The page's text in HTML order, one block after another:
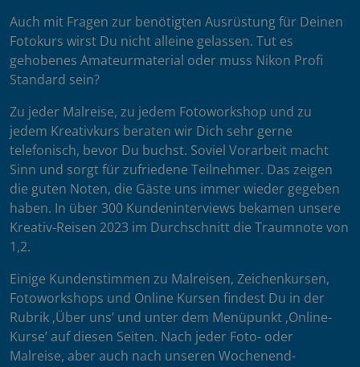
Auch mit Fragen zur benötigten Ausrüstung für Deinen
Fotokurs wirst Du nicht alleine gelassen. Tut es
gehobenes Amateurmaterial oder muss Nikon Profi
Standard sein?
Zu jeder Malreise, zu jedem Fotoworkshop und zu
jedem Kreativkurs beraten wir Dich sehr gerne
telefonisch, bevor Du buchst. Soviel Vorarbeit macht
Sinn und sorgt für zufriedene Teilnehmer. Das zeigen
die guten Noten, die Gäste uns immer wieder gegeben
haben. In über 300 Kundeninterviews bekamen unsere
Kreativ-Reisen 2023 im Durchschnitt die Traumnote von
1,2.
Einige Kundenstimmen zu Malreisen, Zeichenkursen,
Fotoworkshops und Online Kursen findest Du in der
Rubrik ‚Über uns’ und unter dem Menüpunkt ‚Online-
Kurse’ auf diesen Seiten. Nach jeder Foto- oder
Malreise, aber auch nach unseren Wochenend-